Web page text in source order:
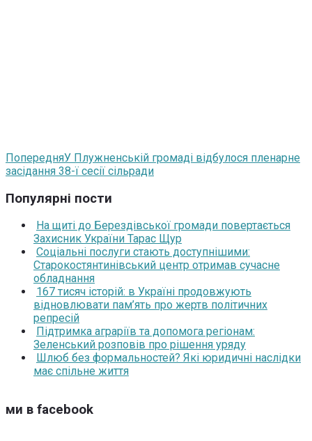
ПопередняУ Плужненській громаді відбулося пленарне
засідання 38-ї сесії сільради
Популярні пости
На щиті до Берездівської громади повертається
Захисник України Тарас Щур
Соціальні послуги стають доступнішими:
Старокостянтинівський центр отримав сучасне
обладнання
167 тисяч історій: в Україні продовжують
відновлювати пам’ять про жертв політичних
репресій
Підтримка аграріїв та допомога регіонам:
Зеленський розповів про рішення уряду
Шлюб без формальностей? Які юридичні наслідки
має спільне життя
ми в facebook